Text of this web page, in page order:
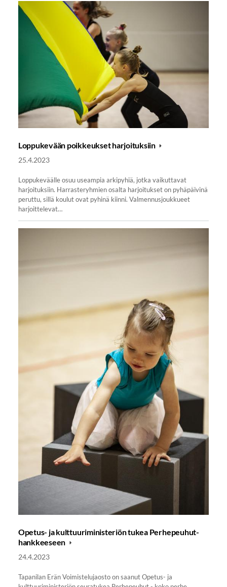
Loppukevään poikkeukset harjoituksiin
25.4.2023
Loppukeväälle osuu useampia arkipyhiä, jotka vaikuttavat
harjoituksiin. Harrasteryhmien osalta harjoitukset on pyhäpäivinä
peruttu, sillä koulut ovat pyhinä kiinni. Valmennusjoukkueet
harjoittelevat…
Opetus- ja kulttuuriministeriön tukea Perhepeuhut-
hankkeeseen
24.4.2023
Tapanilan Erän Voimistelujaosto on saanut Opetus- ja